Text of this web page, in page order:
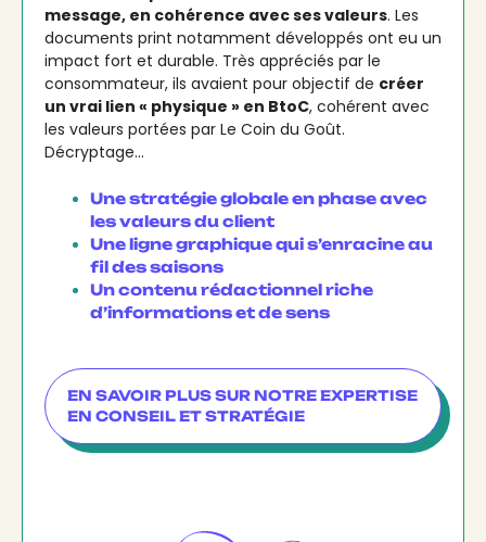
message, en cohérence avec ses valeurs. Les
documents print notamment développés ont eu un
impact fort et durable. Très appréciés par le
consommateur, ils avaient pour objectif de créer
un vrai lien « physique » en BtoC, cohérent avec
les valeurs portées par Le Coin du Goût.
Décryptage…
Une stratégie globale en phase avec
les valeurs du client
Une ligne graphique qui s’enracine au
fil des saisons
Un contenu rédactionnel riche
d’informations et de sens
EN SAVOIR PLUS SUR NOTRE EXPERTISE
EN CONSEIL ET STRATÉGIE